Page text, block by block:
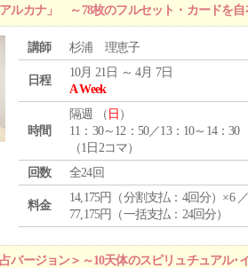
ルカナ」 ～78枚のフルセット・カードを自
講師 杉浦 理恵子
日程
10月 21日 ～ 4月 7日
A Week
時間
隔週 （ 日 ）
11：30～12：50／13：10～14：30
（1日2コマ）
回数
全24回
料金
14,175円（分割支払：4回分）×6
77,175円（一括支払：24回分）
バージョン＞～10天体のスピリュチュアル･